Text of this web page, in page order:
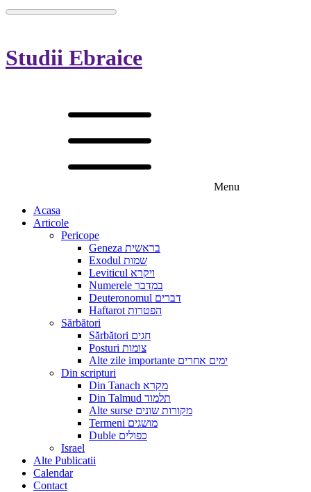
Studii Ebraice
Menu
Acasa
Articole
Pericope
Geneza בראשית
Exodul שמות
Leviticul ויקרא
Numerele במדבר
Deuteronomul דברים
Haftarot הפטרות
Sărbători
Sărbători חגים
Posturi צומות
Alte zile importante ימים אחרים
Din scripturi
Din Tanach מקרא
Din Talmud תלמוד
Alte surse מקורות שונים
Termeni מושגים
Duble כפולים
Israel
Alte Publicatii
Calendar
Contact